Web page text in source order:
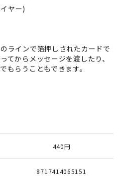
ヤー)
ラインで箔押しされたカードで
てからメッセージを渡したり、
もらうこともできます。
440円
8717414065151